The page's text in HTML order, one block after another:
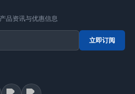
品资讯与优惠信息
立即订阅